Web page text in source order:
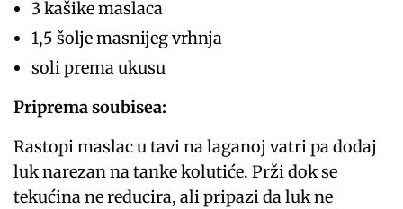
3 kašike maslaca
1,5 šolje masnijeg vrhnja
soli prema ukusu
Priprema soubisea:
Rastopi maslac u tavi na laganoj vatri pa dodaj
luk narezan na tanke kolutiće. Prži dok se
tekućina ne reducira, ali pripazi da luk ne